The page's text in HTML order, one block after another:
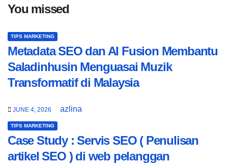
You missed
TIPS MARKETING
Metadata SEO dan AI Fusion Membantu
Saladinhusin Menguasai Muzik
Transformatif di Malaysia
JUNE 4, 2026 azlina
TIPS MARKETING
Case Study : Servis SEO ( Penulisan
artikel SEO ) di web pelanggan